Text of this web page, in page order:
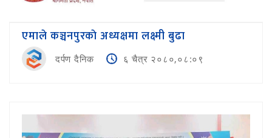
एमाले कञ्चनपुरकाे अध्यक्षमा लक्ष्मी बुढा
दर्पण दैनिक ६ चैत्र २०८०,०८:०९